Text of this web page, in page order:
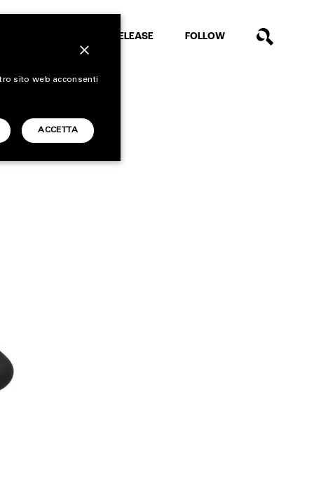
RELEASE FOLLOW
×
sito web acconsenti
ACCETTA